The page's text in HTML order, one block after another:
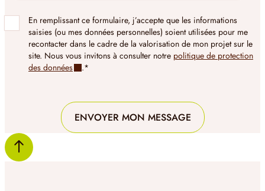
En remplissant ce formulaire, j’accepte que les informations
saisies (ou mes données personnelles) soient utilisées pour me
recontacter dans le cadre de la valorisation de mon projet sur le
site. Nous vous invitons à consulter notre politique de protection
des données
.*
ENVOYER MON MESSAGE